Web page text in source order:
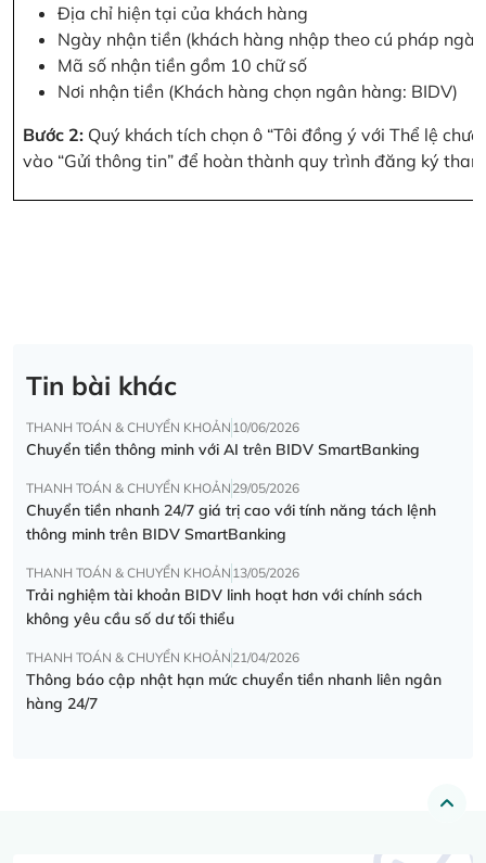
Địa chỉ hiện tại của khách hàng
Ngày nhận tiền (khách hàng nhập theo cú pháp
Mã số nhận tiền gồm 10 chữ số
Nơi nhận tiền (Khách hàng chọn ngân hàng: BIDV)
Bước 2: Quý khách tích chọn ô “Tôi đồng ý với Thể lệ
vào “Gửi thông tin” để hoàn thành quy trình đăng ký
Tin bài khác
THANH TOÁN & CHUYỂN KHOẢN 10/06/2026
Chuyển tiền thông minh với AI trên BIDV SmartBanking
THANH TOÁN & CHUYỂN KHOẢN 29/05/2026
Chuyển tiền nhanh 24/7 giá trị cao với tính năng tách lệnh
thông minh trên BIDV SmartBanking
THANH TOÁN & CHUYỂN KHOẢN 13/05/2026
Trải nghiệm tài khoản BIDV linh hoạt hơn với chính sách
không yêu cầu số dư tối thiểu
THANH TOÁN & CHUYỂN KHOẢN 21/04/2026
Thông báo cập nhật hạn mức chuyển tiền nhanh liên ngân
hàng 24/7